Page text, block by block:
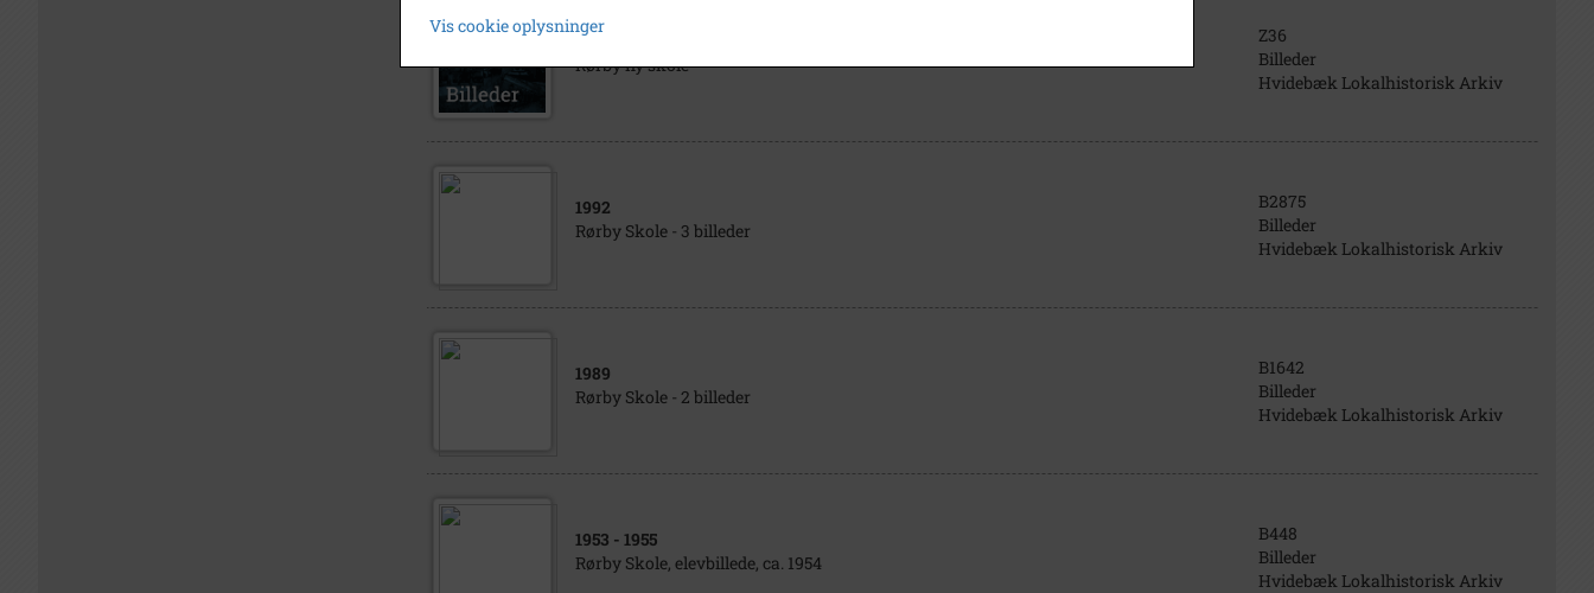
1940
Rørby ny skole
Z36
Billeder
Hvidebæk Lokalhistorisk Arkiv
1992
Rørby Skole - 3 billeder
B2875
Billeder
Hvidebæk Lokalhistorisk Arkiv
1989
Rørby Skole - 2 billeder
B1642
Billeder
Hvidebæk Lokalhistorisk Arkiv
1953 - 1955
Rørby Skole, elevbillede, ca. 1954
B448
Billeder
Hvidebæk Lokalhistorisk Arkiv
Vis cookie oplysninger